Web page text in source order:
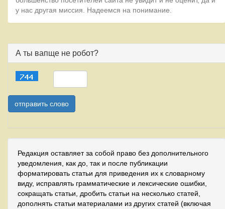
у нас другая миссия. Надеемся на понимание.
А ты вапще не робот?
Редакция оставляет за собой право без дополнительного
уведомления, как до, так и после публикации
форматировать статьи для приведения их к словарному
виду, исправлять грамматические и лексические ошибки,
сокращать статьи, дробить статьи на несколько статей,
дополнять статьи материалами из других статей (включая